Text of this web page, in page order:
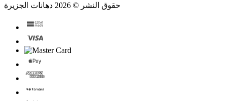
حقوق النشر © 2026 دهانات الجزيرة